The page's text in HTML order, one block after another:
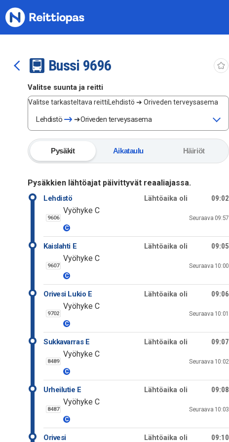
Siirry sisältöön
Bussi 9696
Valitse suunta ja reitti
Valitse tarkasteltava reitti Lehdistö ➔ Oriveden terveysasema
Lehdistö ➔Oriveden terveysasema
Pysäkit Aikataulu Häiriöt
Pysäkkien lähtöajat päivittyvät reaaliajassa.
Lehdistö Lähtöaika oli 09:02
9606
Vyöhyke C
C
Seuraava 09:57
Kaislahti E Lähtöaika oli 09:05
9607
Vyöhyke C
C
Seuraava 10:00
Orivesi Lukio E Lähtöaika oli 09:06
9702
Vyöhyke C
C
Seuraava 10:01
Sukkavarras E Lähtöaika oli 09:07
8489
Vyöhyke C
C
Seuraava 10:02
Urheilutie E Lähtöaika oli 09:08
8487
Vyöhyke C
C
Seuraava 10:03
Orivesi Lähtöaika oli 09:10